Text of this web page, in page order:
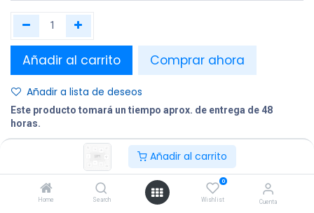
Añadir al carrito
Home Search
0
Wishlist Cuenta
Añadir al carrito Comprar ahora
Añadir a lista de deseos
Este producto tomará un tiempo aprox. de entrega de 48
horas.
Terminos y condiciones: